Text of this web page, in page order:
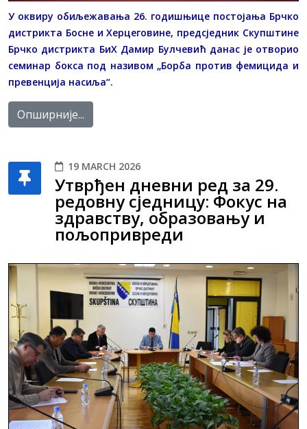
У оквиру обиљежавања 26. годишњице постојања Брчко
дистрикта Босне и Херцеговине, предсједник Скупштине
Брчко дистрикта БиХ Дамир Булчевић данас је отворио
семинар бокса под називом „Борба против фемицида и
превенција насиља“.
Опширније...
19 MARCH 2026
Утврђен дневни ред за 29.
редовну сједницу: Фокус на
здравству, образовању и
пољопривреди